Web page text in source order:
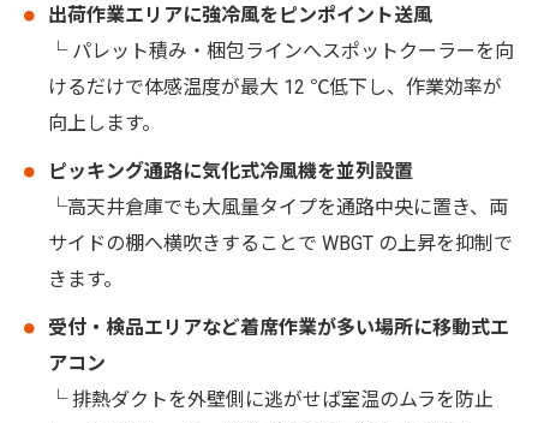
出荷作業エリアに強冷風をピンポイント送風
└ パレット積み・梱包ラインへスポットクーラーを向
けるだけで体感温度が最大 12 ℃低下し、作業効率が
向上します。
ピッキング通路に気化式冷風機を並列設置
└高天井倉庫でも大風量タイプを通路中央に置き、両
サイドの棚へ横吹きすることで WBGT の上昇を抑制で
きます。
受付・検品エリアなど着席作業が多い場所に移動式エ
アコン
└ 排熱ダクトを外壁側に逃がせば室温のムラを防止